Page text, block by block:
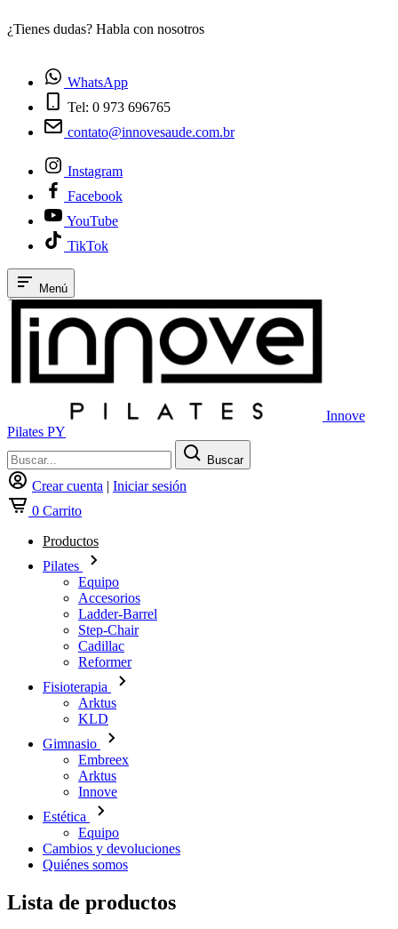
¿Tienes dudas? Habla con nosotros
WhatsApp
Tel: 0 973 696765
contato@innovesaude.com.br
Instagram
Facebook
YouTube
TikTok
Menú
Innove
Pilates PY
Buscar
Crear cuenta | Iniciar sesión
0 Carrito
Productos
Pilates
Equipo
Accesorios
Ladder-Barrel
Step-Chair
Cadillac
Reformer
Fisioterapia
Arktus
KLD
Gimnasio
Embreex
Arktus
Innove
Estética
Equipo
Cambios y devoluciones
Quiénes somos
Lista de productos